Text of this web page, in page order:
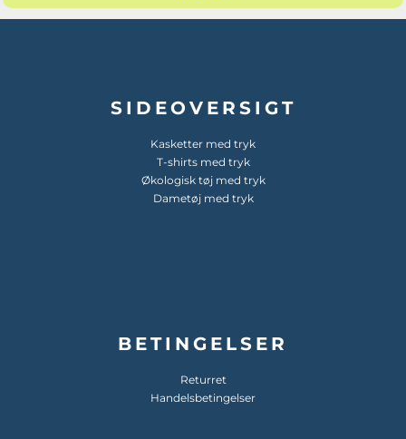
SIDEOVERSIGT
Kasketter med tryk
T-shirts med tryk
Økologisk tøj med tryk
Dametøj med tryk
BETINGELSER
Returret
Handelsbetingelser